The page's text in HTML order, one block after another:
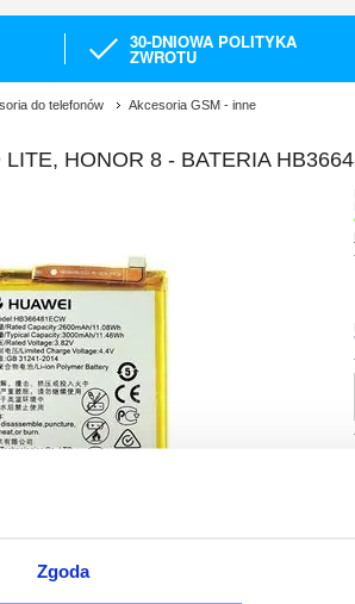
Zgoda
30-DNIOWA POLITYKA
ZWROTU
do telefonów Akcesoria GSM - inne
LITE, HONOR 8 - BATERIA